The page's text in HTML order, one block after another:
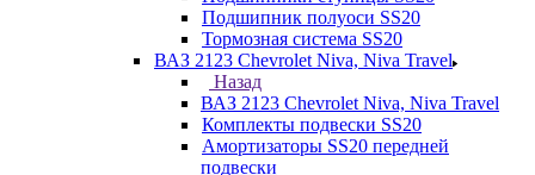
Подшипник полуоси SS20
Тормозная система SS20
ВАЗ 2123 Chevrolet Niva, Niva Travel
Назад
ВАЗ 2123 Chevrolet Niva, Niva Travel
Комплекты подвески SS20
Амортизаторы SS20 передней
подвески